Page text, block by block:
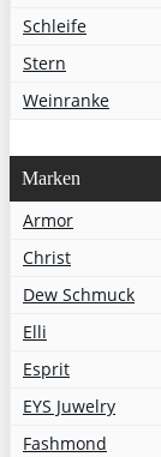
Schleife
Stern
Weinranke
Marken
Armor
Christ
Dew Schmuck
Elli
Esprit
EYS Juwelry
Fashmond